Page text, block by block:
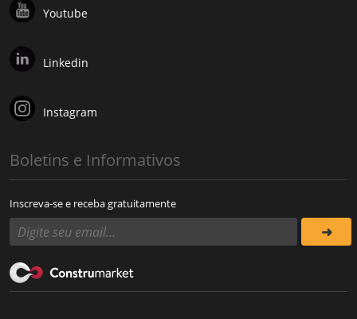
Youtube
Linkedin
Instagram
Boletins e Informativos
Inscreva-se e receba gratuitamente